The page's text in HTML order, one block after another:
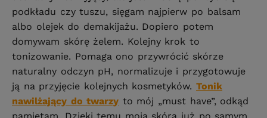
podkładu czy tuszu, sięgam najpierw po balsam
albo olejek do demakijażu. Dopiero potem
domywam skórę żelem. Kolejny krok to
tonizowanie. Pomaga ono przywrócić skórze
naturalny odczyn pH, normalizuje i przygotowuje
ją na przyjęcie kolejnych kosmetyków. Tonik
nawilżający do twarzy to mój „must have”, odkąd